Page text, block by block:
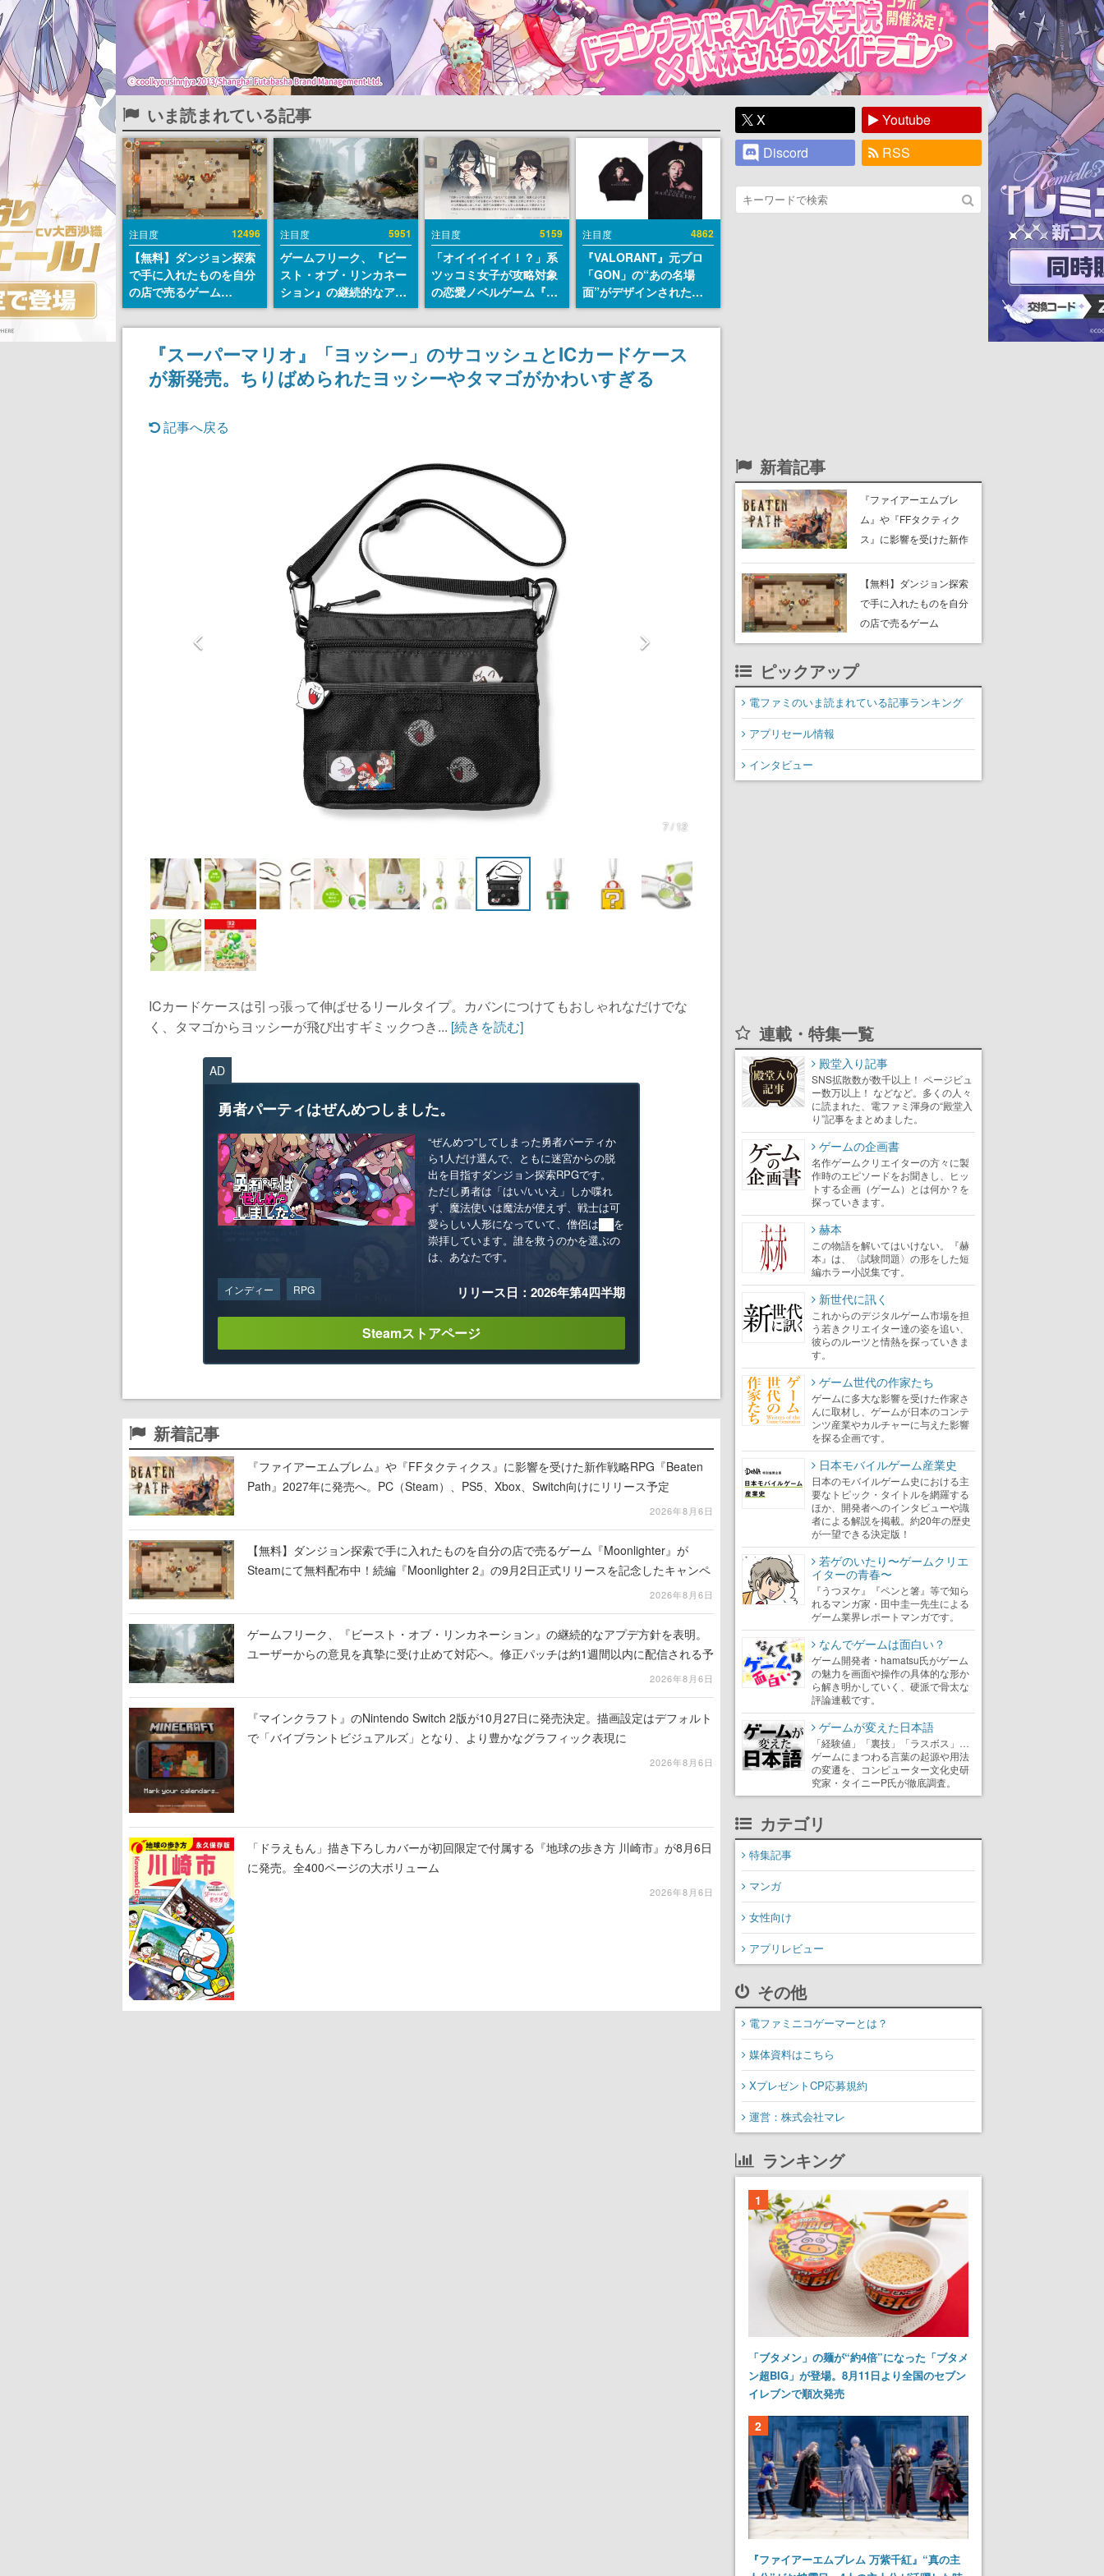
いま読まれている記事
注目度 12496
【無料】ダンジョン探索
で手に入れたものを自分
の店で売るゲーム
『Moonlighter』が
Steamにて無料配布中！
続編『Moonlighter 2』
の9月2日正式リリースを
記念したキャンペーン
注目度 5951
ゲームフリーク、『ビー
スト・オブ・リンカネー
ション』の継続的なアプ
デ方針を表明。ユーザー
からの意見を真摯に受け
止めて対応へ。修正パッ
チは約1週間以内に配信
される予定
注目度 5159
「オイイイイイ！？」系
ツッコミ女子が攻略対象
の恋愛ノベルゲーム『美
術部カノジョ』Steamス
トアページが公開。「お
前らーそろそろ自重しろ
ー？＾＾」暗黒微笑の夢
女子や、萌え声不思議ち
注目度 4862
『VALORANT』元プロ
「GON」の“あの名場
面”がデザインされた新
作グッズが本日8月5日よ
り期間限定で発売。Tシ
ャツやコインケース、ア
クキーなどが全品受注生
産で登場、過去に発売し
『スーパーマリオ』「ヨッシー」のサコッシュとICカードケース
が新発売。ちりばめられたヨッシーやタマゴがかわいすぎる
記事へ戻る
7 / 12
ICカードケースは引っ張って伸ばせるリールタイプ。カバンにつけてもおしゃれなだけでな
く、タマゴからヨッシーが飛び出すギミックつき... [続きを読む]
AD
勇者パーティはぜんめつしました。
“ぜんめつ”してしまった勇者パーティか
ら1人だけ選んで、ともに迷宮からの脱
出を目指すダンジョン探索RPGです。
ただし勇者は「はい/いいえ」しか喋れ
ず、魔法使いは魔法が使えず、戦士は可
愛らしい人形になっていて、僧侶は██を
崇拝しています。誰を救うのかを選ぶの
は、あなたです。
インディー RPG リリース日：2026年第4四半期
Steamストアページ
新着記事
『ファイアーエムブレム』や『FFタクティクス』に影響を受けた新作戦略RPG『Beaten
Path』2027年に発売へ。PC（Steam）、PS5、Xbox、Switch向けにリリース予定
2026年8月6日
【無料】ダンジョン探索で手に入れたものを自分の店で売るゲーム『Moonlighter』が
Steamにて無料配布中！続編『Moonlighter 2』の9月2日正式リリースを記念したキャンペ
2026年8月6日
ゲームフリーク、『ビースト・オブ・リンカネーション』の継続的なアプデ方針を表明。
ユーザーからの意見を真摯に受け止めて対応へ。修正パッチは約1週間以内に配信される予
2026年8月6日
『マインクラフト』のNintendo Switch 2版が10月27日に発売決定。描画設定はデフォルト
で「バイブラントビジュアルズ」となり、より豊かなグラフィック表現に
2026年8月6日
「ドラえもん」描き下ろしカバーが初回限定で付属する『地球の歩き方 川崎市』が8月6日
に発売。全400ページの大ボリューム
2026年8月6日
X
Youtube
Discord
RSS
新着記事
『ファイアーエムブレ
ム』や『FFタクティク
ス』に影響を受けた新作
Path』2027年に発売へ。
PC（Steam）、PS5、
Xbox、Switch向けにリリ
【無料】ダンジョン探索
で手に入れたものを自分
の店で売るゲーム
『Moonlighter』がSteam
日正式リリースを記念し
たキャンペーン
ピックアップ
電ファミのいま読まれている記事ランキング
アプリセール情報
インタビュー
連載・特集一覧
殿堂入り記事
SNS拡散数が数千以上！ ページビュ
ー数万以上！ などなど。多くの人々
に読まれた、電ファミ渾身の“殿堂入
り”記事をまとめました。
ゲームの企画書
名作ゲームクリエイターの方々に製
作時のエピソードをお聞きし、ヒッ
トする企画（ゲーム）とは何か？を
探っていきます。
赫本
この物語を解いてはいけない。『赫
本』は、〈試験問題〉の形をした短
編ホラー小説集です。
新世代に訊く
これからのデジタルゲーム市場を担
う若きクリエイター達の姿を追い、
彼らのルーツと情熱を探っていきま
す。
ゲーム世代の作家たち
ゲームに多大な影響を受けた作家さ
んに取材し、ゲームが日本のコンテ
ンツ産業やカルチャーに与えた影響
を探る企画です。
日本モバイルゲーム産業史
日本のモバイルゲーム史における主
要なトピック・タイトルを網羅する
ほか、開発者へのインタビューや識
者による解説を掲載。約20年の歴史
が一望できる決定版！
若ゲのいたり〜ゲームクリエ
イターの青春〜
『うつヌケ』『ペンと箸』等で知ら
れるマンガ家・田中圭一先生による
ゲーム業界レポートマンガです。
なんでゲームは面白い？
ゲーム開発者・hamatsu氏がゲーム
の魅力を画面や操作の具体的な形か
ら解き明かしていく、硬派で骨太な
評論連載です。
ゲームが変えた日本語
「経験値」「裏技」「ラスボス」…
ゲームにまつわる言葉の起源や用法
の変遷を、コンピューター文化史研
究家・タイニーP氏が徹底調査。
カテゴリ
特集記事
マンガ
女性向け
アプリレビュー
その他
電ファミニコゲーマーとは？
媒体資料はこちら
XプレゼントCP応募規約
運営：株式会社マレ
ランキング
1
「ブタメン」の麺が“約4倍”になった「ブタメ
ン超BIG」が登場。8月11日より全国のセブン
イレブンで順次発売
2
『ファイアーエムブレム 万紫千紅』“真の主